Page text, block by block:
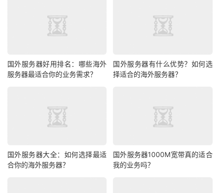
用“工单+在线客服+电话”三重响应机制，平均问题解决时长
不超过30分钟；针对美国节点用户，还提供本地化技术对
第三是数据安全的“保障能力”。海外服务器面临更复杂的网
HopeIDC科技美国云服务器默认提供3重数据备份（本地
+异地+云端），搭配智能防火墙与ddos防护系统，可抵御
足跨境业务数据存储需求，让“便宜”不牺牲安全。
国外服务器好用排名：哪些海外
服务器最适合你的业务需求？
国外服务器有什么优势？如何选
择适合的海外服务器？
国外服务器大全：如何选择最适
合你的海外服务器？
国外服务器1000M宽带真的适合
我的业务吗？